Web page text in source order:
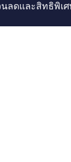
ลดและสิทธิพิเ